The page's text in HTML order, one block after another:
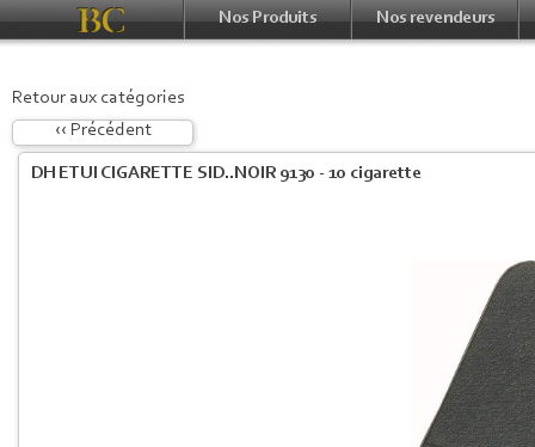
Nos Produits Nos revendeurs
Retour aux catégories
‹‹ Précédent
DH ETUI CIGARETTE SID..NOIR 9130 - 10 cigarette